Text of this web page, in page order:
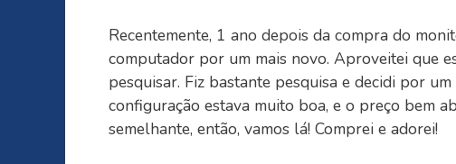
Recentemente, 1 ano depois da compra do
computador por um mais novo. Aproveitei que
pesquisar. Fiz bastante pesquisa e decidi por
configuração estava muito boa, e o preço bem
semelhante, então, vamos lá! Comprei e adorei!